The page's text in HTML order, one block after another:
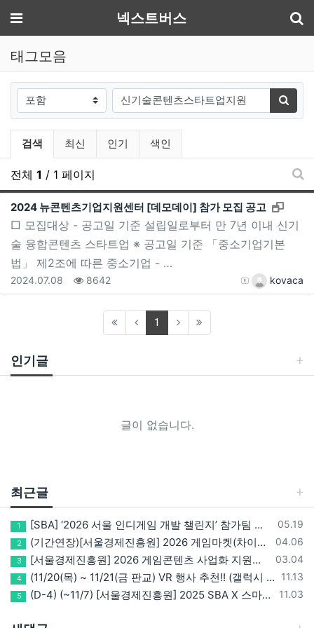
메뉴 넥스트버스
태그모음
태그
검색
검색 최신 인기 색인
전체 1 / 1 페이지
태
2024 뉴콘텐츠기업지원센터 [데모데이] 참가 모집 공고
새창
□ 모집대상 - 공고일 기준 설립일로부터 만 7년 이내 신기
술 융합콘텐츠 스타트업 ※ 공고일 기준 「중소기업기본
법」 제2조에 따른 중소기업 - …
등록자 kovaca
등록일
2024.07.08 조회
8642
1 (current)
인기글
글이 없습니다.
최근글
등록일
05.19
1 [SBA] ‘2026 서울 인디게임 개발 챌린지’ 참가팀 모집
등록일
04.06
2 (기간연장)[서울경제진흥원] 2026 게임마켓(차이나조이, BIC, 지스타) 서울관 참가기업 모집!(~5/8 15:00)
등록일
03.04
3 [서울경제진흥원] 2026 게임콘텐츠 사업화 지원사업 참가기업 모집(~3/26까지)
등록일
11.13
4 (11/20(목) ~ 11/21(금 판교) VR 행사 추천!! (갤럭시 XR/ 애플 비전프로 등 기기 체험, 메타퀘스트 경품)
등록일
11.03
5 (D-4) (~11/7) [서울경제진흥원] 2025 SBA X 스마일게이트, ‘게임랩 with STOVE INDIE’ 참가기업 모집